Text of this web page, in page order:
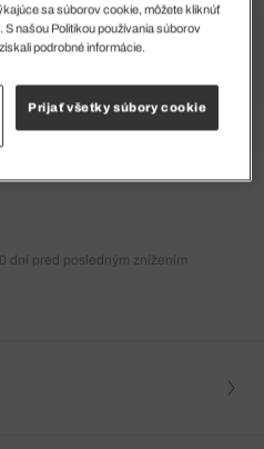
dní pred posledným znížením
sa súborov cookie, môžete kliknúť
S našou Politikou používania súborov
podrobné informácie.
Prijať všetky súbory cookie